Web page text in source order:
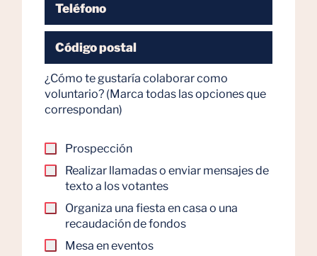
Teléfono
Código postal
¿Cómo te gustaría colaborar como
voluntario? (Marca todas las opciones que
correspondan)
Prospección
Realizar llamadas o enviar mensajes de
texto a los votantes
Organiza una fiesta en casa o una
recaudación de fondos
Mesa en eventos